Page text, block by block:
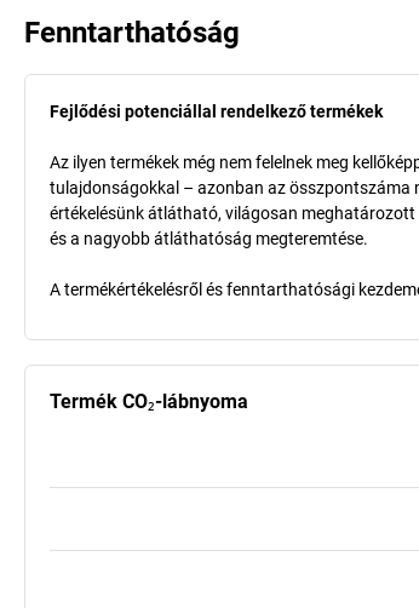
Fenntarthatóság
Fejlődési potenciállal rendelkező termékek
Az ilyen termékek még nem felelnek meg
tulajdonságokkal – azonban az
értékelésünk átlátható, világosan meghatározott
és a nagyobb átláthatóság megteremtése.
A termékértékelésről és fenntarthatósági
Termék CO₂-lábnyoma